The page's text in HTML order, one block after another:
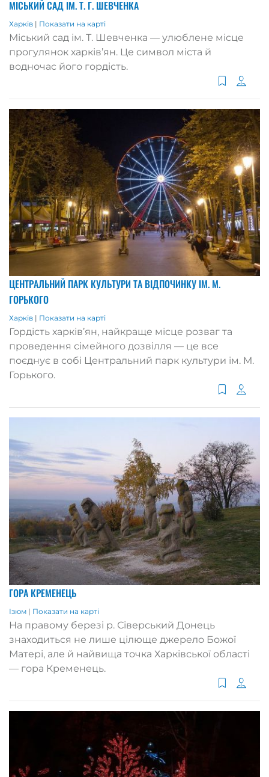
МІСЬКИЙ САД ІМ. Т. Г. ШЕВЧЕНКА
Харків | Показати на карті
Міський сад ім. Т. Шевченка — улюблене місце
прогулянок харків’ян. Це символ міста й
водночас його гордість.
ЦЕНТРАЛЬНИЙ ПАРК КУЛЬТУРИ ТА ВІДПОЧИНКУ ІМ. М.
ГОРЬКОГО
Харків | Показати на карті
Гордість харків’ян, найкраще місце розваг та
проведення сімейного дозвілля — це все
поєднує в собі Центральний парк культури ім. М.
Горького.
ГОРА КРЕМЕНЕЦЬ
Ізюм | Показати на карті
На правому березі р. Сіверський Донець
знаходиться не лише цілюще джерело Божої
Матері, але й найвища точка Харківської області
— гора Кременець.